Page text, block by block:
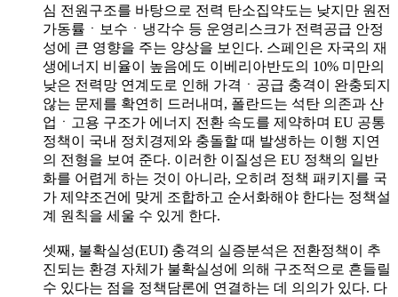
심 전원구조를 바탕으로 전력 탄소집약도는 낮지만 원전
가동률ㆍ보수ㆍ냉각수 등 운영리스크가 전력공급 안정
성에 큰 영향을 주는 양상을 보인다. 스페인은 자국의 재
생에너지 비율이 높음에도 이베리아반도의 10% 미만의
낮은 전력망 연계도로 인해 가격ㆍ공급 충격이 완충되지
않는 문제를 확연히 드러내며, 폴란드는 석탄 의존과 산
업ㆍ고용 구조가 에너지 전환 속도를 제약하며 EU 공통
정책이 국내 정치경제와 충돌할 때 발생하는 이행 지연
의 전형을 보여 준다. 이러한 이질성은 EU 정책의 일반
화를 어렵게 하는 것이 아니라, 오히려 정책 패키지를 국
가 제약조건에 맞게 조합하고 순서화해야 한다는 정책설
계 원칙을 세울 수 있게 한다.
셋째, 불확실성(EUI) 충격의 실증분석은 전환정책이 추
진되는 환경 자체가 불확실성에 의해 구조적으로 흔들릴
수 있다는 점을 정책담론에 연결하는 데 의의가 있다. 다